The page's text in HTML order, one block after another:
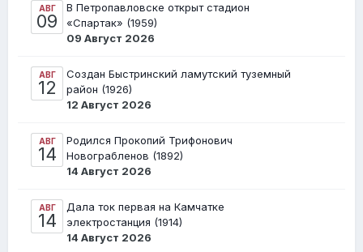
АВГ
09
В Петропавловске открыт стадион
«Спартак» (1959)
09 Август 2026
АВГ
12
Создан Быстринский ламутский туземный
район (1926)
12 Август 2026
АВГ
14
Родился Прокопий Трифонович
Новограбленов (1892)
14 Август 2026
АВГ
14
Дала ток первая на Камчатке
электростанция (1914)
14 Август 2026